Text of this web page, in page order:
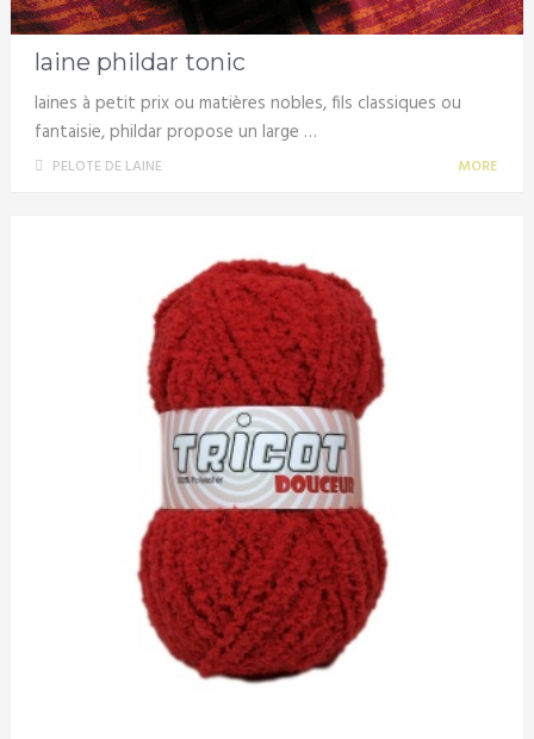
laine phildar tonic
laines à petit prix ou matières nobles, fils classiques ou
fantaisie, phildar propose un large …
PELOTE DE LAINE MORE